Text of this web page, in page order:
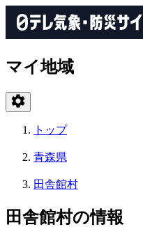
マイ地域
トップ
青森県
田舎館村
田舎館村の情報